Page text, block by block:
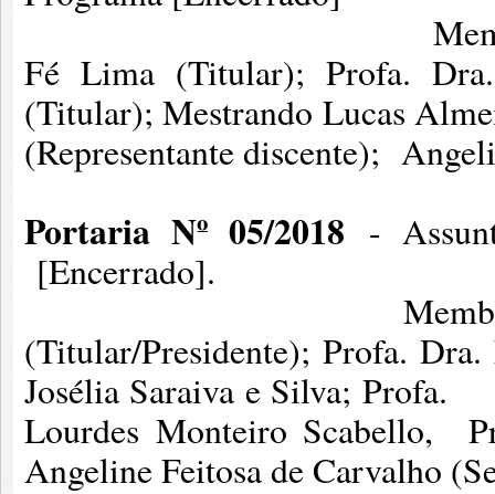
Membros: Profa.
Fé Lima (Titular); Profa.
(Titular);
(Representante discente);
Portaria Nº 05/2018 -
[Encerrado].
Membros:Prof. Dr.
(Titular/Presidente); Profa.
Josélia Saraiva e
Lourdes Monteiro Scabello,
Angeline Feitosa de Carvalho